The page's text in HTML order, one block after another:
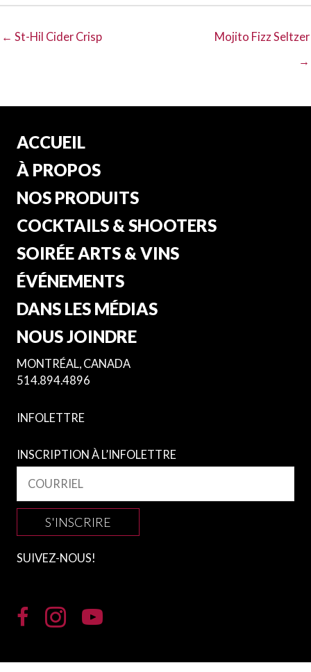
← St-Hil Cider Crisp
Mojito Fizz Seltzer
→
ACCUEIL
À PROPOS
NOS PRODUITS
COCKTAILS & SHOOTERS
SOIRÉE ARTS & VINS
ÉVÉNEMENTS
DANS LES MÉDIAS
NOUS JOINDRE
MONTRÉAL, CANADA
514.894.4896
INFOLETTRE
INSCRIPTION À L’INFOLETTRE
S'INSCRIRE
SUIVEZ-NOUS!